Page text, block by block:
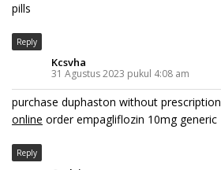
pills
Reply
Kcsvha
31 Agustus 2023 pukul 4:08 am
purchase duphaston without prescription
online order empagliflozin 10mg generic
Reply